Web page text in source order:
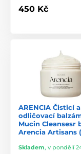
450 Kč
ARENCIA Čisticí a
odličovací
Mucin Cleansesr
Arencia Artisans
Skladem, v pondělí